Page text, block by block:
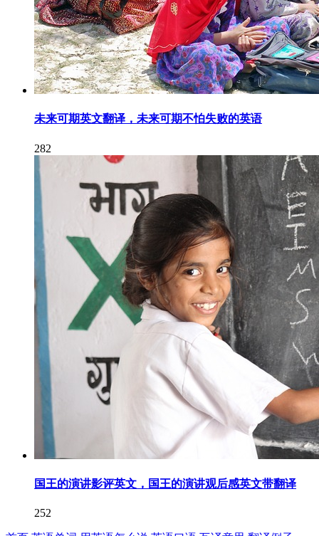
未来可期英文翻译，未来可期不怕失败的英语
282
国王的演讲影评英文，国王的演讲观后感英文带翻译
252